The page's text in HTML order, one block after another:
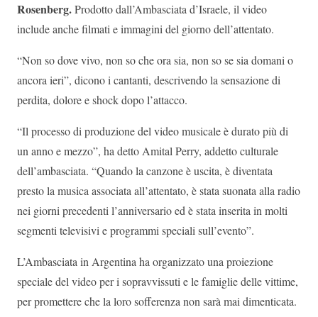
Rosenberg.Prodotto dall’Ambasciata d’Israele, il video
include anche filmati e immagini del giorno dell’attentato.
“Non so dove vivo, non so che ora sia, non so se sia domani o
ancora ieri”, dicono i cantanti, descrivendo la sensazione di
perdita, dolore e shock dopo l’attacco.
“Il processo di produzione del video musicale è durato più di
un anno e mezzo”, ha detto Amital Perry, addetto culturale
dell’ambasciata. “Quando la canzone è uscita, è diventata
presto la musica associata all’attentato, è stata suonata alla radio
nei giorni precedenti l’anniversario ed è stata inserita in molti
segmenti televisivi e programmi speciali sull’evento”.
L’Ambasciata in Argentina ha organizzato una proiezione
speciale del video per i sopravvissuti e le famiglie delle vittime,
per promettere che la loro sofferenza non sarà mai dimenticata.